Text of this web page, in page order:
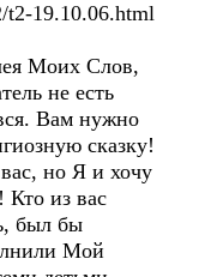
19.10.06.html
Моих Слов,
не есть
Вам нужно
сказку!
но Я и хочу
Кто из вас
был бы
Мой